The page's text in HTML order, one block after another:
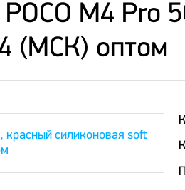
M4 Pro
(МСК) оптом